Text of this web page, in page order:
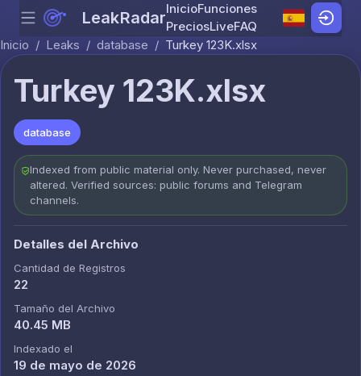
Skip to content
Menu LeakRadarInicioFunciones
PreciosLiveFAQ
Inicio / Leaks / database / Turkey 123K.xlsx
Turkey 123K.xlsx
database
Indexed from public material only. Never purchased, never
altered. Verified sources: public forums and Telegram
channels.
Detalles del Archivo
Cantidad de Registros
22
Tamaño del Archivo
40.45 MB
Indexado el
19 de mayo de 2026